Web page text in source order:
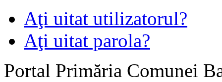
Aţi uitat utilizatorul?
Aţi uitat parola?
Portal Primăria Comunei